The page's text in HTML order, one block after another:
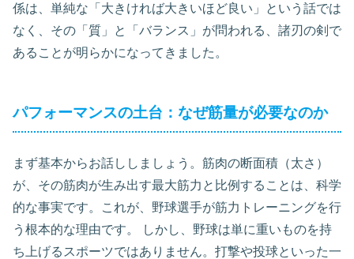
係は、単純な「大きければ大きいほど良い」という話では
なく、その「質」と「バランス」が問われる、諸刃の剣で
あることが明らかになってきました。
パフォーマンスの土台：なぜ筋量が必要なのか
まず基本からお話ししましょう。筋肉の断面積（太さ）
が、その筋肉が生み出す最大筋力と比例することは、科学
的な事実です。これが、野球選手が筋力トレーニングを行
う根本的な理由です。 しかし、野球は単に重いものを持
ち上げるスポーツではありません。打撃や投球といった一